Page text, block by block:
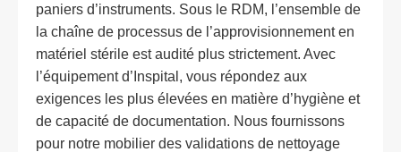
paniers d’instruments. Sous le RDM, l’ensemble de
la chaîne de processus de l’approvisionnement en
matériel stérile est audité plus strictement. Avec
l’équipement d’Inspital, vous répondez aux
exigences les plus élevées en matière d’hygiène et
de capacité de documentation. Nous fournissons
pour notre mobilier des validations de nettoyage